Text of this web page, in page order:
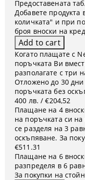
Предоставената
Добавете продукта
количката" и при
броя вноски на
Когато плащате с
поръчката Ви
разполагате с три
Отложено до 30
поръчката без
400 лв. / €204,52
Плащане на 4
на поръчката си на
се разделя на 3
оскъпяване. За
€511.31
Плащане на 6
разпределя в 6
За покупки на